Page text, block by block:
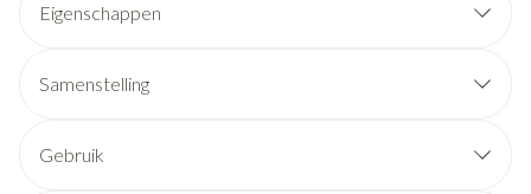
Eigenschappen
Niet geparfumeerd
99% natuurlijke oorsprong
Samenstelling
Gebruik